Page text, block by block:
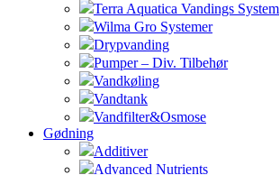
Terra Aquatica Vandings System
Wilma Gro Systemer
Drypvanding
Pumper – Div. Tilbehør
Vandkøling
Vandtank
Vandfilter&Osmose
Gødning
Additiver
Advanced Nutrients